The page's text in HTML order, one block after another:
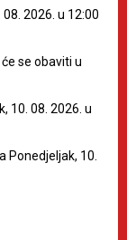
2026. u 12:00
se obaviti u
10. 08. 2026. u
Ponedjeljak, 10.